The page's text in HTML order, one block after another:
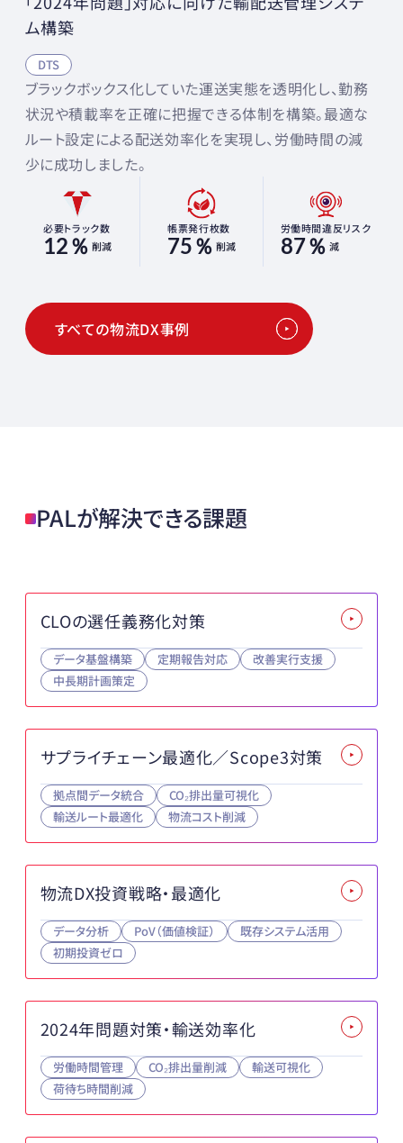
ム構築
DTS
ブラックボックス化していた運送実態を透明化し、勤務
状況や積載率を正確に把握できる体制を構築。最適な
ルート設定による配送効率化を実現し、労働時間の減
少に成功しました。
必要トラック数
12％ 削減
帳票発行枚数
75％ 削減
労働時間違反リスク
87％ 減
すべての物流DX事例
PALが解決できる課題
CLOの選任義務化対策
データ基盤構築 定期報告対応
改善実行支援
中長期計画策定
サプライチェーン最適化／Scope3対策
拠点間データ統合
CO₂排出量可視化
輸送ルート最適化
物流コスト削減
物流DX投資戦略・最適化
データ分析 PoV（価値検証）
既存システム活用
初期投資ゼロ
2024年問題対策・輸送効率化
労働時間管理 CO₂排出量削減
輸送可視化
荷待ち時間削減